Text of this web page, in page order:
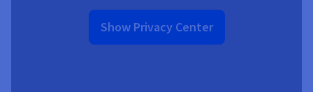
Show Privacy Center